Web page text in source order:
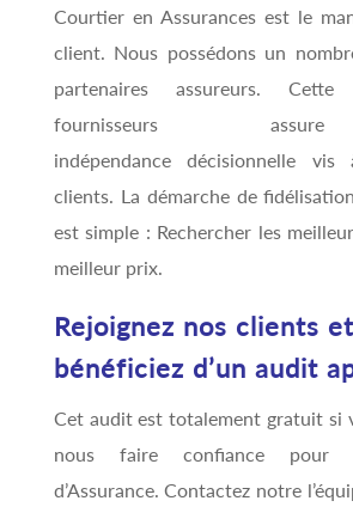
Courtier en Assurances est le
client. Nous possédons un
partenaires assureurs.
fournisseurs
indépendance décisionnelle
clients. La démarche de
est simple : Rechercher les
meilleur prix.
Rejoignez nos clients et
bénéficiez d’un audit
Cet audit est totalement gratuit si
nous faire confiance pour
d’Assurance. Contactez notre